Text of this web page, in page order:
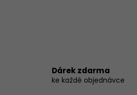
Dárek zdarma
ke každé objednávce